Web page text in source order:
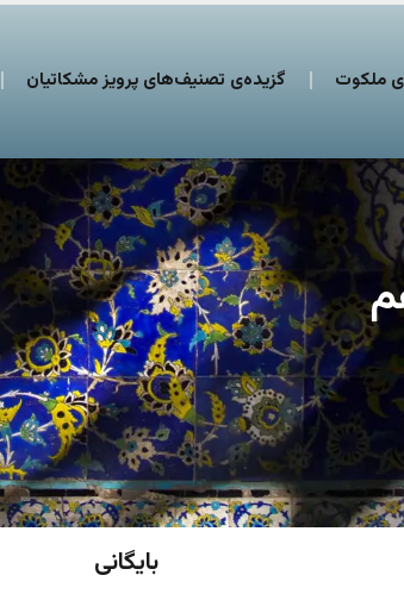
ملکوت گزیده‌ی تصنیف‌های پرویز مشکاتیان
بایگانی